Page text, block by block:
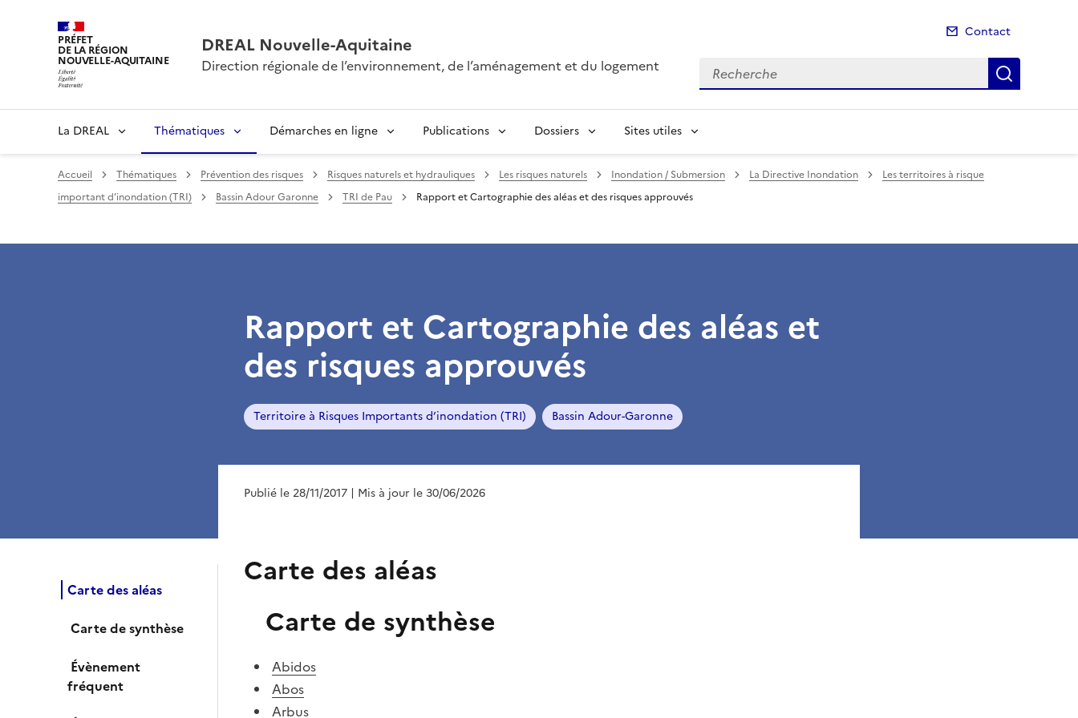
PRÉFET
DE LA RÉGION
NOUVELLE-AQUITAINE
DREAL Nouvelle-Aquitaine
Direction régionale de l’environnement, de l’aménagement et du logement
Contact
Recherche
La DREAL Thématiques Démarches en ligne Publications Dossiers Sites utiles
Accueil Thématiques Prévention des risques Risques naturels et hydrauliques Les risques naturels Inondation / Submersion La Directive Inondation
Les territoires à risque
important d’inondation (TRI)
Bassin Adour Garonne TRI de Pau Rapport et Cartographie des aléas et des risques approuvés
Carte des aléas
Carte de synthèse
Évènement
fréquent
Rapport et Cartographie des aléas et
des risques approuvés
Territoire à Risques Importants d’inondation (TRI) Bassin Adour-Garonne
Publié le 28/11/2017 | Mis à jour le 30/06/2026
Carte des aléas
Carte de synthèse
Abidos
Abos
Arbus